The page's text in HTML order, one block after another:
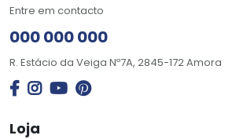
Entre em contacto
000 000 000
R. Estácio da Veiga Nº7A, 2845-172 Amora
Loja